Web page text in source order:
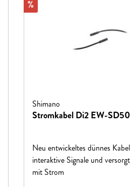
Rabatt
%
Shimano
Stromkabel Di2 EW-SD50
Neu entwickeltes dünnes
interaktive Signale und
mit Strom